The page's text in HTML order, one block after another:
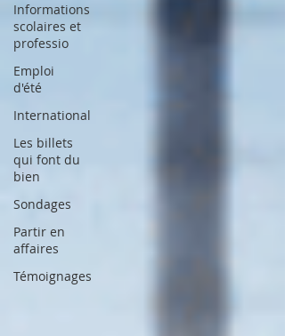
Informations
scolaires et
professio
Emploi
d'été
International
Les billets
qui font du
bien
Sondages
Partir en
affaires
Témoignages